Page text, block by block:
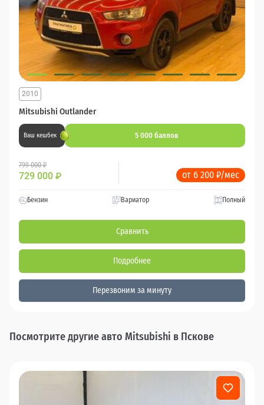
Mitsubishi Outlander
2010
Ваш кешбек 5 000 баллов
799 000 ₽
729 000 ₽ от 6 200 ₽/мес
Бензин Вариатор Полный
Сравнить
Подробнее
Перезвоним за минуту
Посмотрите другие авто Mitsubishi в Пскове